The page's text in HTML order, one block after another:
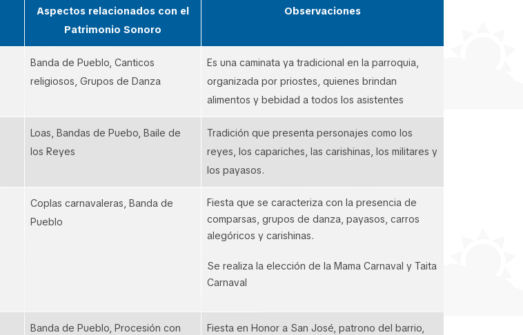
Aspectos relacionados con el
Patrimonio Sonoro
Observaciones
Banda de Pueblo, Canticos
religiosos, Grupos de Danza
Es una caminata ya tradicional en la parroquia,
organizada por priostes, quienes brindan
alimentos y bebidad a todos los asistentes
Loas, Bandas de Puebo, Baile de
los Reyes
Tradición que presenta personajes como los
reyes, los capariches, las carishinas, los militares y
los payasos.
Coplas carnavaleras, Banda de
Pueblo
Fiesta que se caracteriza con la presencia de
comparsas, grupos de danza, payasos, carros
alegóricos y carishinas.
Se realiza la elección de la Mama Carnaval y Taita
Carnaval
Banda de Pueblo, Procesión con
Fiesta en Honor a San José, patrono del barrio,